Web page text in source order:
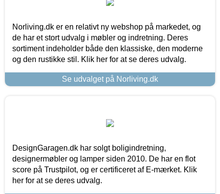
Norliving.dk er en relativt ny webshop på markedet, og
de har et stort udvalg i møbler og indretning. Deres
sortiment indeholder både den klassiske, den moderne
og den rustikke stil. Klik her for at se deres udvalg.
Se udvalget på Norliving.dk
DesignGaragen.dk har solgt boligindretning,
designermøbler og lamper siden 2010. De har en flot
score på Trustpilot, og er certificeret af E-mærket. Klik
her for at se deres udvalg.